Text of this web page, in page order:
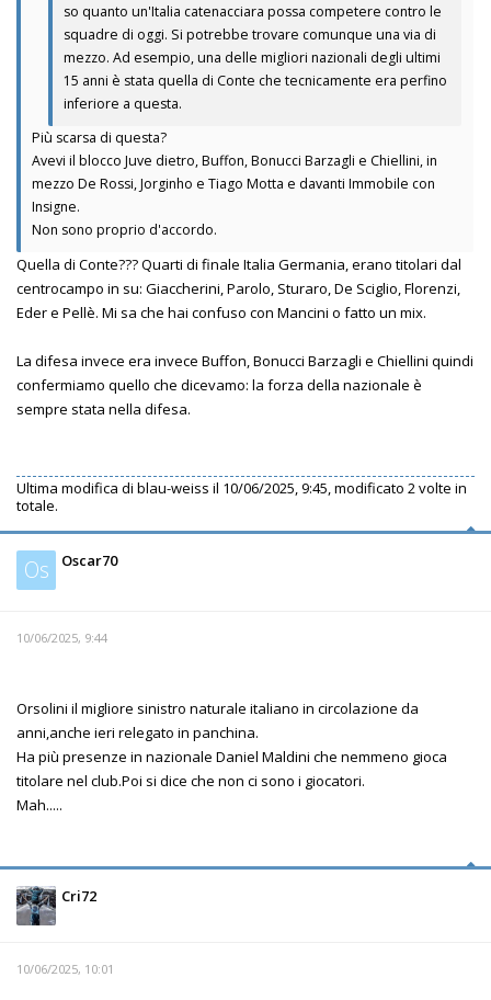
so quanto un'Italia catenacciara possa competere contro le
squadre di oggi. Si potrebbe trovare comunque una via di
mezzo. Ad esempio, una delle migliori nazionali degli ultimi
15 anni è stata quella di Conte che tecnicamente era perfino
inferiore a questa.
Più scarsa di questa?
Avevi il blocco Juve dietro, Buffon, Bonucci Barzagli e Chiellini, in
mezzo De Rossi, Jorginho e Tiago Motta e davanti Immobile con
Insigne.
Non sono proprio d'accordo.
Quella di Conte??? Quarti di finale Italia Germania, erano titolari dal
centrocampo in su: Giaccherini, Parolo, Sturaro, De Sciglio, Florenzi,
Eder e Pellè. Mi sa che hai confuso con Mancini o fatto un mix.
La difesa invece era invece Buffon, Bonucci Barzagli e Chiellini quindi
confermiamo quello che dicevamo: la forza della nazionale è
sempre stata nella difesa.
Ultima modifica di blau-weiss il 10/06/2025, 9:45, modificato 2 volte in
totale.
Os Oscar70
10/06/2025, 9:44
Orsolini il migliore sinistro naturale italiano in circolazione da
anni,anche ieri relegato in panchina.
Ha più presenze in nazionale Daniel Maldini che nemmeno gioca
titolare nel club.Poi si dice che non ci sono i giocatori.
Mah.....
Cri72
10/06/2025, 10:01